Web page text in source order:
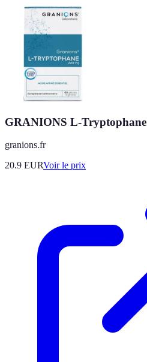
GRANIONS L-Tryptophane
granions.fr
20.9 EURVoir le prix